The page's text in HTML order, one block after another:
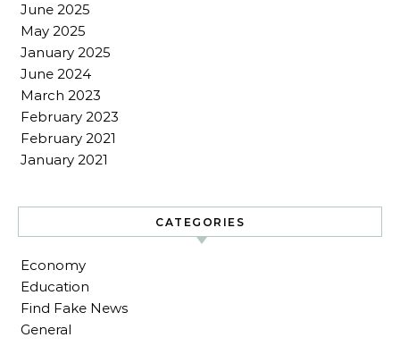
June 2025
May 2025
January 2025
June 2024
March 2023
February 2023
February 2021
January 2021
CATEGORIES
Economy
Education
Find Fake News
General